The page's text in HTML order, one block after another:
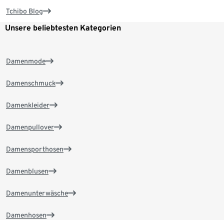
Tchibo Blog
Unsere beliebtesten Kategorien
Damenmode
Damenschmuck
Damenkleider
Damenpullover
Damensporthosen
Damenblusen
Damenunterwäsche
Damenhosen